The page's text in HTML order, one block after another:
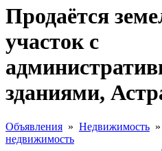
Продаётся
участок с
зданиями,
Объявления » Недвижимость »
недвижимость